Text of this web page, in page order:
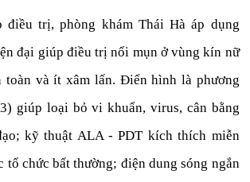
điều trị, phòng khám Thái Hà áp dụng
đại giúp điều trị nổi mụn ở vùng kín nữ
toàn và ít xâm lấn. Điển hình là phương
giúp loại bỏ vi khuẩn, virus, cân bằng
kỹ thuật ALA - PDT kích thích miễn
tổ chức bất thường; điện dung sóng ngắn